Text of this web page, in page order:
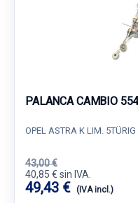
PALANCA CAMBIO
OPEL ASTRA K LIM.
43,00 €
40,85 € sin IVA.
49,43 € (IVA incl.)